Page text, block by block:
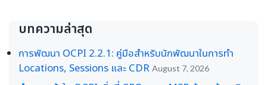
บทความล่าสุด
การพัฒนา OCPI 2.2.1: คู่มือสำหรับนักพัฒนาในการทำ
Locations, Sessions และ CDR August 7, 2026